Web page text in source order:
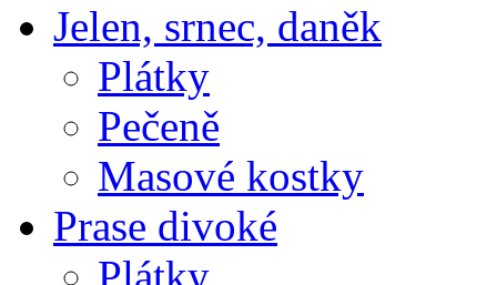
Jelen, srnec, daněk
Plátky
Pečeně
Masové kostky
Prase divoké
Plátky